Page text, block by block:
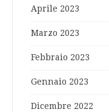
Aprile 2023
Marzo 2023
Febbraio 2023
Gennaio 2023
Dicembre 2022